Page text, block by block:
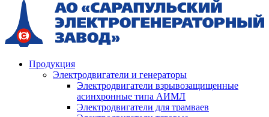
Продукция
Электродвигатели и генераторы
Электродвигатели взрывозащищенные
асинхронные типа АИМЛ
Электродвигатели для трамваев